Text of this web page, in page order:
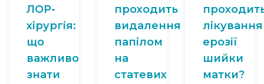
ЛОР-
хірургія:
що
важливо
знати
проходить
видалення
папілом
на
статевих
лікування
ерозії
шийки
матки?